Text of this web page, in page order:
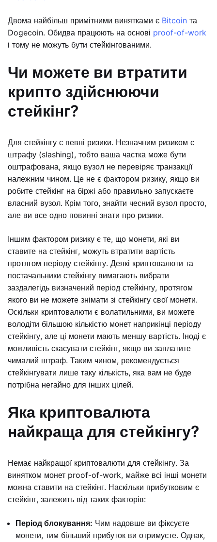
Двома найбільш примітними винятками є Bitcoin та
Dogecoin. Обидва працюють на основі proof-of-work
і тому не можуть бути стейкінгованими.
Чи можете ви втратити
крипто здійснюючи
стейкінг?
Для стейкінгу є певні ризики. Незначним ризиком є
штрафу (slashing), тобто ваша частка може бути
оштрафована, якщо вузол не перевіряє транзакції
належним чином. Це не є фактором ризику, якщо ви
робите стейкінг на біржі або правильно запускаєте
власний вузол. Крім того, знайти чесний вузол просто,
але ви все одно повинні знати про ризики.
Іншим фактором ризику є те, що монети, які ви
ставите на стейкінг, можуть втратити вартість
протягом періоду стейкінгу. Деякі криптовалюти та
постачальники стейкінгу вимагають вибрати
заздалегідь визначений період стейкінгу, протягом
якого ви не можете знімати зі стейкінгу свої монети.
Оскільки криптовалюти є волатильними, ви можете
володіти більшою кількістю монет наприкінці періоду
стейкінгу, але ці монети мають меншу вартість. Іноді є
можливість скасувати стейкінг, якщо ви заплатите
чималий штраф. Таким чином, рекомендується
стейкінгувати лише таку кількість, яка вам не буде
потрібна негайно для інших цілей.
Яка криптовалюта
найкраща для стейкінгу?
Немає найкращої криптовалюти для стейкінгу. За
винятком монет proof-of-work, майже всі інші монети
можна ставити на стейкінг. Наскільки прибутковим є
стейкінг, залежить від таких факторів:
Період блокування: Чим надовше ви фіксуєте
монети, тим більший прибуток ви отримуєте. Однак,